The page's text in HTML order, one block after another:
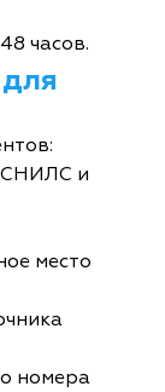
часов.
СНИЛС и
место
номера